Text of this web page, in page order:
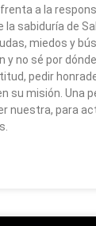
a la
la sabiduría de
miedos y
y no sé por
pedir
su misión. Una
nuestra, para